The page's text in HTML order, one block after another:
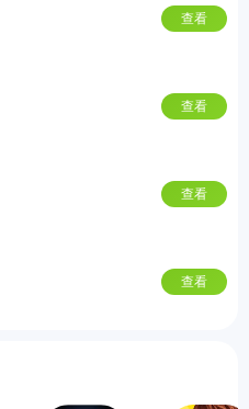
查看
查看
查看
查看